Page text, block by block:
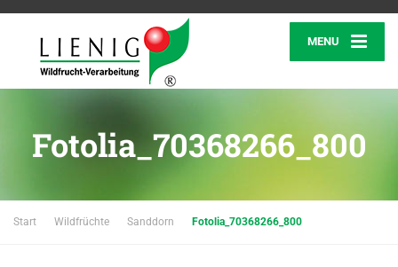
MENU
Fotolia_70368266_800
Start Wildfrüchte Sanddorn Fotolia_70368266_800